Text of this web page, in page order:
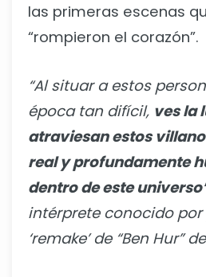
las primeras escenas
“rompieron el corazón”.
“Al situar a estos
época tan difícil, ves la
atraviesan estos
real y profundamente
dentro de este
intérprete conocido
‘remake’ de “Ben Hur”